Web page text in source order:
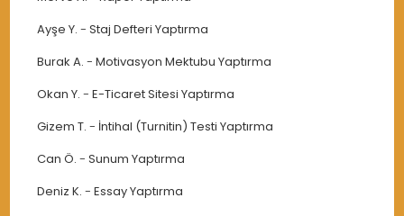
Ayşe Y. -Staj Defteri Yaptırma
Burak A. -Motivasyon Mektubu Yaptırma
Okan Y. -E-Ticaret Sitesi Yaptırma
Gizem T. - İntihal (Turnitin) Testi Yaptırma
Can Ö. -Sunum Yaptırma
Deniz K. -Essay Yaptırma